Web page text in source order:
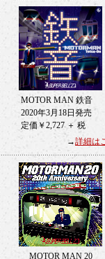
MOTOR MAN 鉄音
2020年3月18日発売
定価￥2,727 ＋ 税
→詳細は
MOTOR MAN 20